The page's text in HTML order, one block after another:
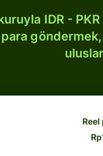
IDR -